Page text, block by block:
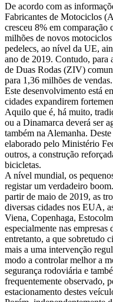
De acordo com as
Fabricantes de Motociclos
cresceu 8% em comparação
milhões de novos
pedelecs, ao nível da UE,
ano de 2019. Contudo, para
de Duas Rodas (ZIV)
para 1,36 milhões de vendas.
Este desenvolvimento está
cidades expandirem
Aquilo que é, há muito,
ou a Dinamarca deverá ser
também na Alemanha.
elaborado pelo Ministério
outros, a construção
bicicletas.
A nível mundial, os
registar um verdadeiro
partir de maio de 2019, as
diversas cidades nos EUA,
Viena, Copenhaga,
especialmente nas
entretanto, a que sobretudo
mais a uma intervenção
modo a controlar melhor a
segurança rodoviária e
frequentemente observado,
estacionamento destes